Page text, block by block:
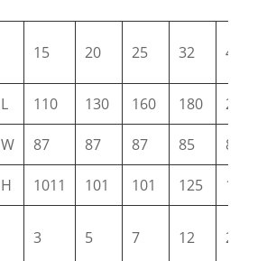
15 20 25 32 40
L 110 130 160 180 200
W 87 87 87 85 85
H 1011 101 101 125 130
3 5 7 12 20